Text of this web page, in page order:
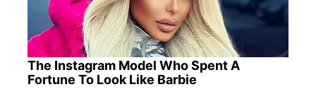
The Instagram Model Who Spent A
Fortune To Look Like Barbie